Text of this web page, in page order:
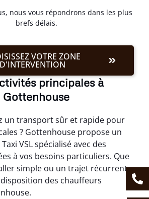
nous vous répondrons dans les plus
brefs délais.
VOTRE ZONE
D'INTERVENTION
principales à
Gottenhouse
un transport sûr et rapide pour
? Gottenhouse propose un
VSL spécialisé avec des
à vos besoins particuliers. Que
simple ou un trajet récurrent,
des chauffeurs